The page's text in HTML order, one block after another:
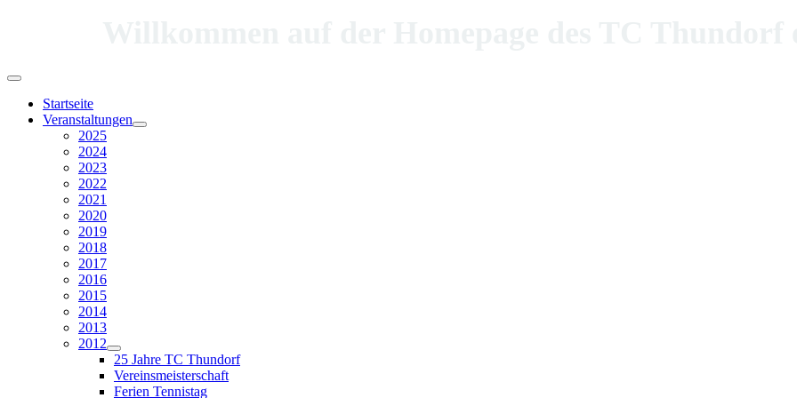
Startseite
Veranstaltungen
2025
2024
2023
2022
2021
2020
2019
2018
2017
2016
2015
2014
2013
2012
25 Jahre TC Thundorf
Vereinsmeisterschaft
Ferien Tennistag